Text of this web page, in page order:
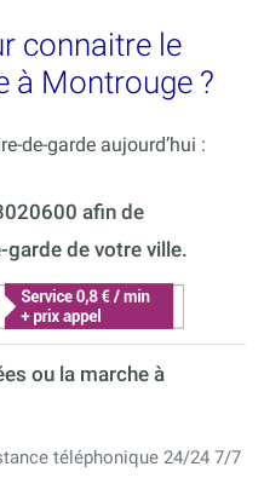
connaitre le
à Montrouge ?
de-garde aujourd’hui :
afin de
de votre ville.
ou la marche à
téléphonique 24/24 7/7